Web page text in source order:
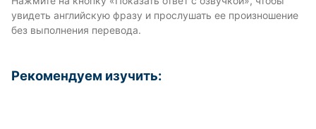
увидеть английскую фразу и прослушать ее произношение
без выполнения перевода.
Рекомендуем изучить: